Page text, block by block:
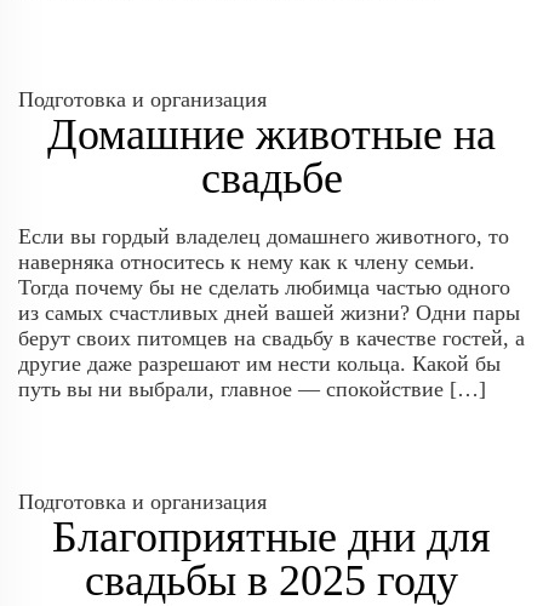
Подготовка и организация
Домашние животные на
свадьбе
Если вы гордый владелец домашнего животного, то
наверняка относитесь к нему как к члену семьи.
Тогда почему бы не сделать любимца частью одного
из самых счастливых дней вашей жизни? Одни пары
берут своих питомцев на свадьбу в качестве гостей, а
другие даже разрешают им нести кольца. Какой бы
путь вы ни выбрали, главное — спокойствие […]
Подготовка и организация
Благоприятные дни для
свадьбы в 2025 году